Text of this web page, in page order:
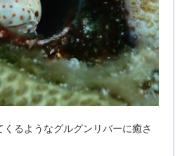
るようなグルグンリバーに癒さ